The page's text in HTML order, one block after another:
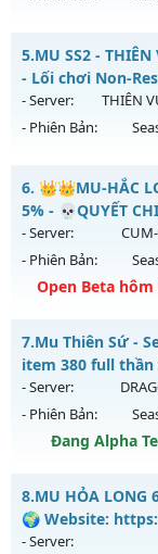
Thể loại: Mu
Antihack: Dragon
Mu PvP - Giải Trí,
Mu mới ra tháng
ngày 04/08/2626
Exp: 500x - Drop:
Thể loại: Mu
Antihack: Anti Vip
5.MU SS2 -
- Lối chơi Non-
- Server: THIÊN
- Phiên Bản:
MU SS2 - THIÊN
100%)
Mu mới ra tháng
13h ngày 01/08/
Exp: 100x - Drop:
Thể loại: Mu
Antihack: XShield
6. 👑👑MU-HẮC
5% - 💀QUYẾT
- Server:
- Phiên Bản:
Open Beta hôm
👑👑MU-HẮC
Mu mới ra tháng
ngày 07/08/2626
Exp: 200x - Drop:
Kiểu reset: Reset
Thể loại: Mu
Antihack:
7.Mu Thiên Sứ -
item 380 full thần
- Server:
- Phiên Bản:
Đang Alpha
Mu Thiên Sứ -
Mu mới ra tháng
ngày 09/08/2626
8.MU HỎA LONG
🌍 Website:
- Server: